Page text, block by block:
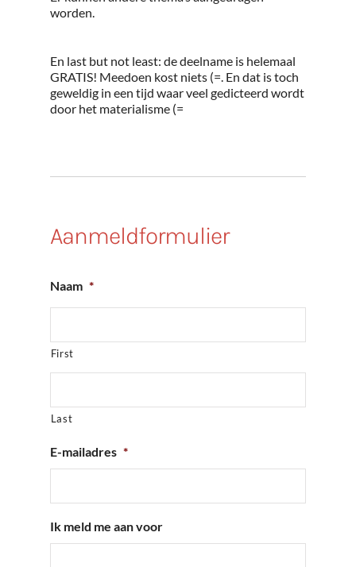
worden.
En last but not least: de deelname is helemaal
GRATIS! Meedoen kost niets (=. En dat is toch
geweldig in een tijd waar veel gedicteerd wordt
door het materialisme (=
Aanmeldformulier
Naam *
First
Last
E-mailadres *
Ik meld me aan voor